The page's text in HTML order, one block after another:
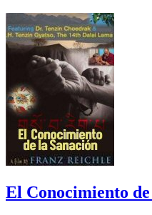
El Conocimiento